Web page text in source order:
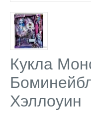
Кукла
Хэллоуин